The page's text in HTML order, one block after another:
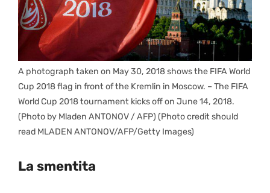
A photograph taken on May 30, 2018 shows the FIFA World
Cup 2018 flag in front of the Kremlin in Moscow. – The FIFA
World Cup 2018 tournament kicks off on June 14, 2018.
(Photo by Mladen ANTONOV / AFP) (Photo credit should
read MLADEN ANTONOV/AFP/Getty Images)
La smentita